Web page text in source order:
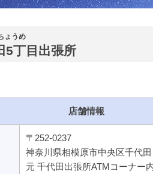
ょうめ
5丁目出張所
店舗情報
〒252-0237
神奈川県相模原市中央区千代
元 千代田出張所ATMコーナー